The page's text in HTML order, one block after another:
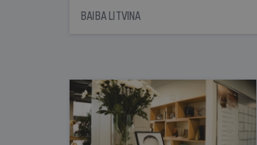
starta izreklamētos par summu,
BAIBA LITVINA